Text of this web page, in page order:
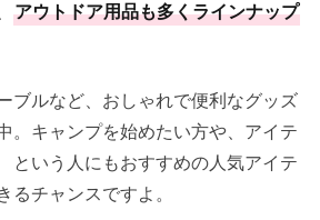
アウトドア用品も多くラインナップ
ブルなど、おしゃれで便利なグッズ
。キャンプを始めたい方や、アイテ
いう人にもおすすめの人気アイテ
チャンスですよ。